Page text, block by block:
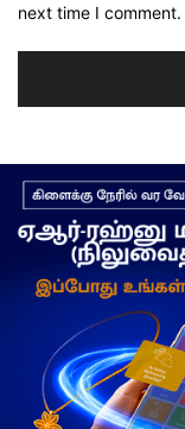
next time I comment.